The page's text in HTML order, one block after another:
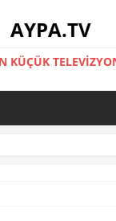
AYPA.TV
KÜÇÜK